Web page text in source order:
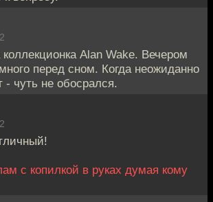
Alan Wake. Вечером
перед сном. Когда неожиданно
- чуть не обосрался.
с копилкой в руках думая кому